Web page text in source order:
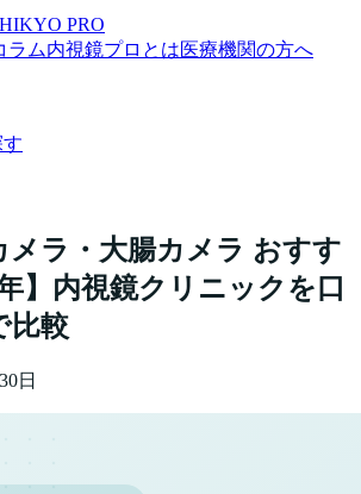
PRO
ラム内視鏡プロとは医療機関の方へ
メラ・大腸カメラ おすす
】 内視鏡クリニックを口
比較
日